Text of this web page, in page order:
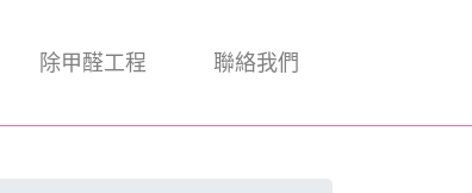
除甲醛工程 聯絡我們